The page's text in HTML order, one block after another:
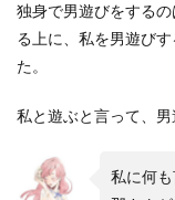
独身で男遊びをする
る上に、私を男遊び
た。
私と遊ぶと言って、男
私に何